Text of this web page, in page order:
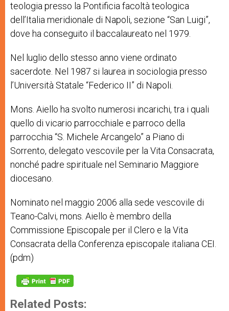
teologia presso la Pontificia facoltà teologica
dell’Italia meridionale di Napoli, sezione “San Luigi”,
dove ha conseguito il baccalaureato nel 1979.
Nel luglio dello stesso anno viene ordinato
sacerdote. Nel 1987 si laurea in sociologia presso
l’Università Statale “Federico II” di Napoli.
Mons. Aiello ha svolto numerosi incarichi, tra i quali
quello di vicario parrocchiale e parroco della
parrocchia “S. Michele Arcangelo” a Piano di
Sorrento, delegato vescovile per la Vita Consacrata,
nonché padre spirituale nel Seminario Maggiore
diocesano.
Nominato nel maggio 2006 alla sede vescovile di
Teano-Calvi, mons. Aiello è membro della
Commissione Episcopale per il Clero e la Vita
Consacrata della Conferenza episcopale italiana CEI.
(pdm)
Related Posts: